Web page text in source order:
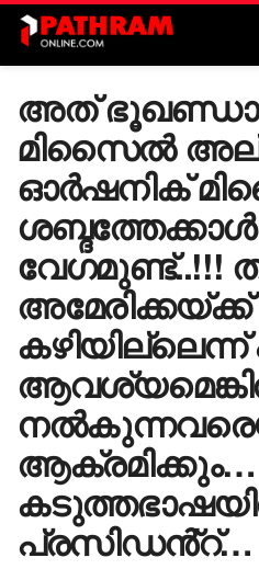
അത്
മിസൈൽ
ഓർഷനിക്
വേഗമുണ്ട്..!!!
അമേരിക്കയ്ക്ക്
കഴിയില്ലെന്ന്
ആക്രമിക്കും…
പ്രസിഡൻ്റ്…